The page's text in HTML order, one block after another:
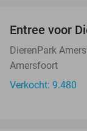
Entree voor
DierenPark
Amersfoort
Verkocht: 9.480